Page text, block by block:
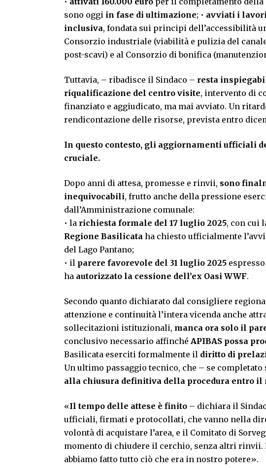
sono oggi in fase di ultimazione; • avviati i
inclusiva, fondata sui principi dell’accessibilità
Consorzio industriale (viabilità e pulizia del
post-scavi) e al Consorzio di bonifica
Tuttavia, – ribadisce il Sindaco – resta
riqualificazione del centro visite, intervento di
finanziato e aggiudicato, ma mai avviato. Un
rendicontazione delle risorse, prevista entro
In questo contesto, gli aggiornamenti ufficiali
cruciale.
Dopo anni di attesa, promesse e rinvii, sono
inequivocabili, frutto anche della pressione
dall’Amministrazione comunale:
• la richiesta formale del 17 luglio 2025, con cui
Regione Basilicata ha chiesto ufficialmente
del Lago Pantano;
• il parere favorevole del 31 luglio 2025
ha autorizzato la cessione dell’ex Oasi WWF.
Secondo quanto dichiarato dal consigliere
attenzione e continuità l’intera vicenda anche
sollecitazioni istituzionali, manca ora solo il
conclusivo necessario affinché APIBAS possa
Basilicata eserciti formalmente il diritto di
Un ultimo passaggio tecnico, che – se
alla chiusura definitiva della procedura entro il
«Il tempo delle attese è finito – dichiara il
ufficiali, firmati e protocollati, che vanno nella
volontà di acquistare l’area, e il Comitato di
momento di chiudere il cerchio, senza altri rinvii.
abbiamo fatto tutto ciò che era in nostro potere».